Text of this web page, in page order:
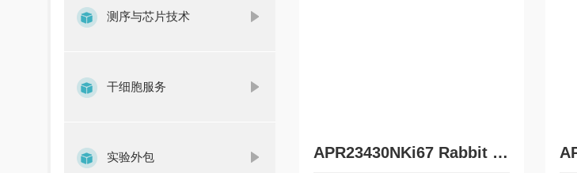
测序与芯片技术
干细胞服务
实验外包 APR23430NKi67 Rabbit pAb